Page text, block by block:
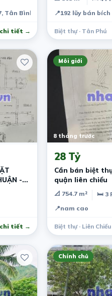
Tân Bình, Thành phố Hồ Chí Minh,
chi tiết →
📍192 lũy bán bích
Biệt thự · Tân Phú
-
chi tiết →
Môi giới
8 tháng trước
28 Tỷ
Cần bán biệt
quận liên chiểu
📐 754.7 m² 🛏 3
📍nam cao
Biệt thự · Liên Chiểu
Chính chủ